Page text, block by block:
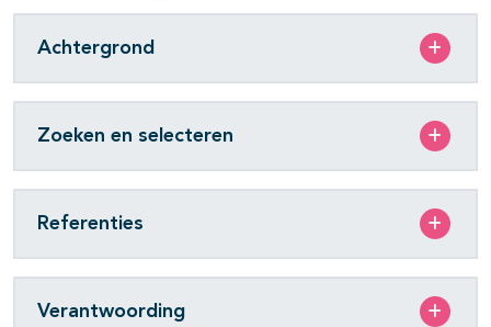
Achtergrond
Zoeken en selecteren
Referenties
Verantwoording